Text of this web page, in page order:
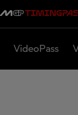
VideoPass